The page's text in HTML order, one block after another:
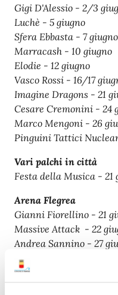
Gigi D'Alessio - 2/3
Luchè - 5 giugno
Sfera Ebbasta - 7 giugno
Marracash - 10 giugno
Elodie - 12 giugno
Vasco Rossi - 16/17
Imagine Dragons - 21
Cesare Cremonini - 24
Marco Mengoni - 26
Pinguini Tattici
Vari palchi in città
Festa della Musica - 21
Arena Flegrea
Gianni Fiorellino - 21
Massive Attack - 22
Andrea Sannino - 27
The Magical Music of
The Lord of the Rings -